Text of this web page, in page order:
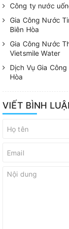
Công ty nước
Gia Công Nước
Biên Hòa
Gia Công Nước
Vietsmile Water
Dịch Vụ Gia
Hòa
VIẾT BÌNH